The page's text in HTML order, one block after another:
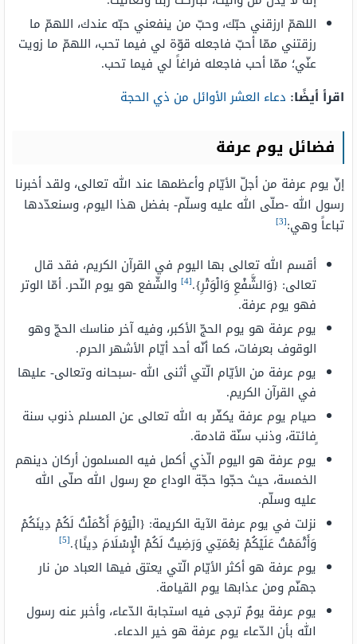
اللهمّ ارزقني حبّك، وحبّ من ينفعني حبّه عندك، اللهمّ ما
رزقتني ممّا أحبّ فاجعله قوّة لي فيما تحب، اللهمّ ما زويت
عنّي؛ ممّا أحب فاجعله فراغاً لي فيما تحب.
اقرأ أيضًا: دعاء العشر الأوائل من ذي الحجة
فضائل يوم عرفة
إنّ يوم عرفة من أجلّ الأيّام وأعظمها عند الله تعالى، ولقد أخبرنا
رسول الله -صلّى الله عليه وسلّم- بفضل هذا اليوم، وسنعدّدها
تباعاً وهي:[3]
أقسم الله تعالى بها اليوم في القرآن الكريم، فقد قال
تعالى: {وَالشَّفْعِ وَالْوَتْرِ}.[4]
والشّفع هو يوم النّحر. أمّا الوتر
فهو يوم عرفة.
يوم عرفة هو يوم الحجّ الأكبر، وفيه آخر مناسك الحجّ وهو
الوقوف بعرفات، كما أنّه أحد أيّام الأشهر الحرم.
يوم عرفة من الأيّام الّتي أثنى الله -سبحانه وتعالى- عليها
في القرآن الكريم.
صيام يوم عرفة يكفّر به الله تعالى عن المسلم ذنوب سنة
ٍفائتة، وذنب سنّة قادمة.
يوم عرفة هو اليوم الّذي أكمل فيه المسلمون أركان دينهم
الخمسة، حيث حجّوا حجّة الوداع مع رسول الله صلّى الله
عليه وسلّم.
نزلت في يوم عرفة الآية الكريمة: {الْيَوْمَ أَكْمَلْتُ لَكُمْ دِينَكُمْ
وَأَتْمَمْتُ عَلَيْكُمْ نِعْمَتِي وَرَضِيتُ لَكُمْ الْإِسْلَامَ دِينًا}.[5]
يوم عرفة هو أكثر الأيّام الّتي يعتق فيها العباد من نار
جهنّم ومن عذابها يوم القيامة.
يوم عرفة يومٌ ترجى فيه استجابة الدّعاء، وأخبر عنه رسول
الله بأن الدّعاء يوم عرفة هو خير الدعاء.